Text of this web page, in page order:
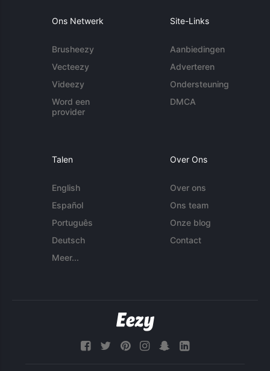
Ons Netwerk
Brusheezy
Vecteezy
Videezy
Word een
provider
Site-Links
Aanbiedingen
Adverteren
Ondersteuning
DMCA
Talen
English
Español
Português
Deutsch
Meer...
Over Ons
Over ons
Ons team
Onze blog
Contact